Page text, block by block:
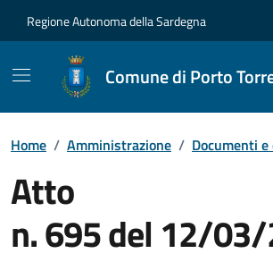
Regione Autonoma della Sardegna
Comune di Porto
Home / Amministrazione / Documenti
Atto
n. 695 del 12/